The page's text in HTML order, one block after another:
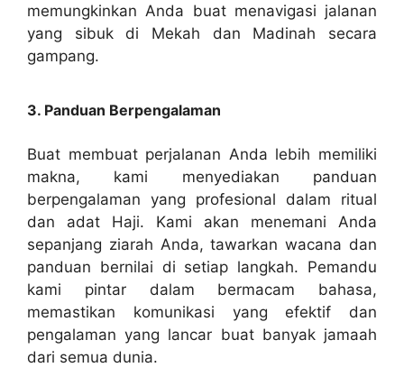
memungkinkan Anda buat menavigasi jalanan
yang sibuk di Mekah dan Madinah secara
gampang.
3. Panduan Berpengalaman
Buat membuat perjalanan Anda lebih memiliki
makna, kami menyediakan panduan
berpengalaman yang profesional dalam ritual
dan adat Haji. Kami akan menemani Anda
sepanjang ziarah Anda, tawarkan wacana dan
panduan bernilai di setiap langkah. Pemandu
kami pintar dalam bermacam bahasa,
memastikan komunikasi yang efektif dan
pengalaman yang lancar buat banyak jamaah
dari semua dunia.